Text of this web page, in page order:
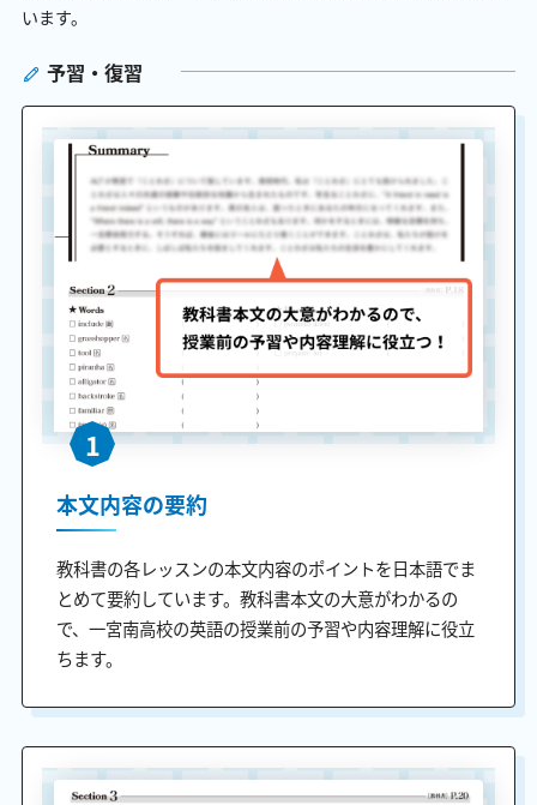
います。
予習・復習
1
本文内容の要約
教科書の各レッスンの本文内容のポイントを日本語でま
とめて要約しています。教科書本文の大意がわかるの
で、一宮南高校の英語の授業前の予習や内容理解に役立
ちます。